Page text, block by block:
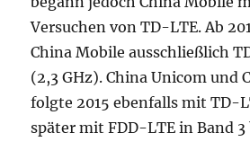
Versuchen von TD-LTE. Ab
China Mobile ausschließlich
(2,3 GHz). China Unicom und
folgte 2015 ebenfalls mit TD-
später mit FDD-LTE in Band 3